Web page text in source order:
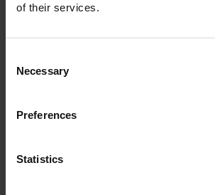
of their services.
Selection
Necessary
Preferences
Statistics
El criador controló la ingesta de agua
parámetro importante, ya que da
que los sanos. Además, el criador
productor supervisó la mortalidad y
de los pollos, y los resultados